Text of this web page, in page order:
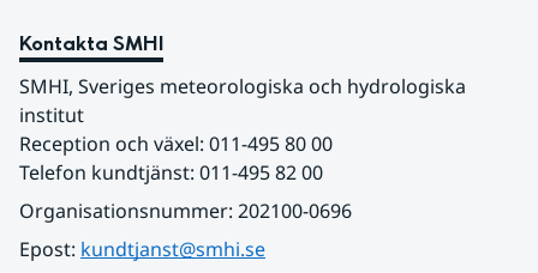
Kontakta SMHI
SMHI, Sveriges meteorologiska och hydrologiska
institut
Reception och växel: 011-495 80 00
Telefon kundtjänst: 011-495 82 00
Organisationsnummer: 202100-0696
Epost: kundtjanst@smhi.se